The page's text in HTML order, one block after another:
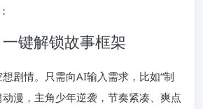
键解锁故事框架
剧情。只需向AI输入需求，比如“制
漫，主角少年逆袭，节奏紧凑、爽点